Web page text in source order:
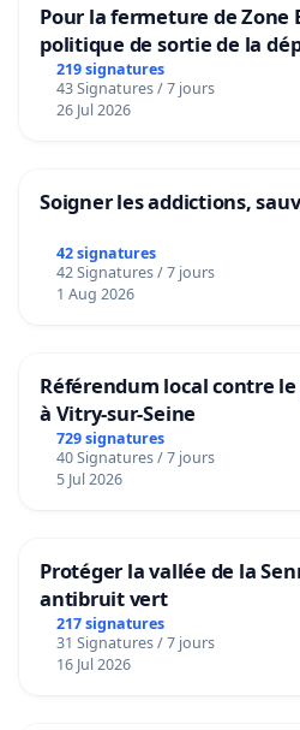
Pour la fermeture de Zone
politique de sortie de la
219 signatures
43 Signatures / 7 jours
26 Jul 2026
Soigner les addictions,
42 signatures
42 Signatures / 7 jours
1 Aug 2026
Référendum local contre
à Vitry-sur-Seine
729 signatures
40 Signatures / 7 jours
5 Jul 2026
Protéger la vallée de la
antibruit vert
217 signatures
31 Signatures / 7 jours
16 Jul 2026